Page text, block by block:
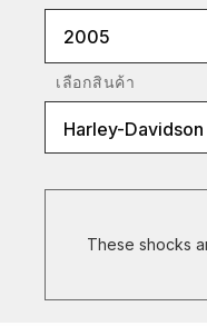
2005
เลือกสินค้า
Harley-
These shocks